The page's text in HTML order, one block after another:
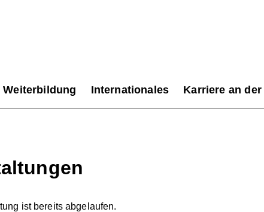
Weiterbildung Internationales Karriere an der
ist bereits abgelaufen.